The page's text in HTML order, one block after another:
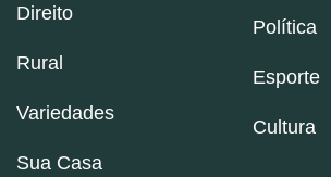
Direito
Rural
Variedades
Sua Casa
Política
Esporte
Cultura